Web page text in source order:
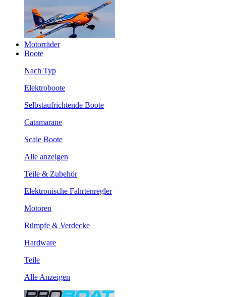
Motorräder
Boote
Nach Typ
Elektroboote
Selbstaufrichtende Boote
Catamarane
Scale Boote
Alle anzeigen
Teile & Zubehör
Elektronische Fahrtenregler
Motoren
Rümpfe & Verdecke
Hardware
Teile
Alle Anzeigen